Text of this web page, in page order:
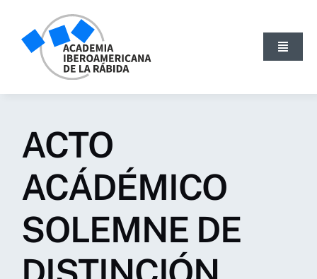
content
Toggle
ACTIVIDADES
PUBLICACIONES
BLOG
ACTO
ACÁDÉMICO
SOLEMNE DE